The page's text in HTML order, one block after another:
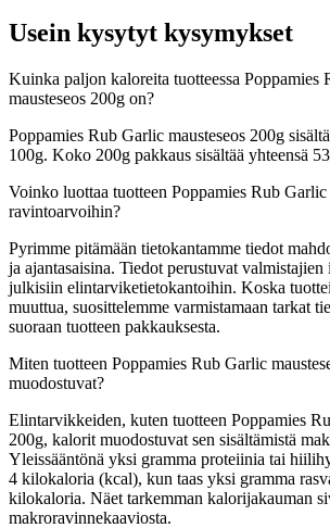
Usein kysytyt kysymykset
Kuinka paljon kaloreita tuotteessa Poppamies
mausteseos 200g on?
Poppamies Rub Garlic mausteseos 200g
100g. Koko 200g pakkaus sisältää yhteensä
Voinko luottaa tuotteen Poppamies Rub Garlic
ravintoarvoihin?
Pyrimme pitämään tietokantamme tiedot
ja ajantasaisina. Tiedot perustuvat
julkisiin elintarviketietokantoihin. Koska
muuttua, suosittelemme varmistamaan tarkat
suoraan tuotteen pakkauksesta.
Miten tuotteen Poppamies Rub Garlic
muodostuvat?
Elintarvikkeiden, kuten tuotteen Poppamies
200g, kalorit muodostuvat sen sisältämistä
Yleissääntönä yksi gramma proteiinia tai
4 kilokaloria (kcal), kun taas yksi gramma
kilokaloria. Näet tarkemman kalorijakauman
makroravinnekaaviosta.